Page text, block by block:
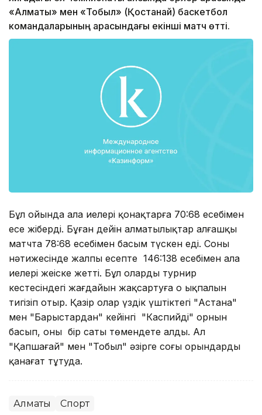
«Алматы» мен «Тобыл» (Қостанай) баскетбол
командаларының арасындағы екінші матч өтті.
Бұл ойында алаң иелері қонақтарға 70:68 есебімен
есе жіберді. Бұған дейін алматылықтар алғашқы
матчта 78:68 есебімен басым түскен еді. Соның
нәтижесінде жалпы есепте 146:138 есебімен алаң
иелері жеңіске жетті. Бұл олардың турнир
кестесіндегі жағдайын жақсартуға оң ықпалын
тигізіп отыр. Қазір олар үздік үштіктегі "Астана"
мен "Барыстардан" кейінгі "Каспийдің" орнын
басып, оны бір саты төмендете алды. Ал
"Қапшағай" мен "Тобыл" әзірге соңғы орындарды
қанағат тұтуда.
Алматы Спорт